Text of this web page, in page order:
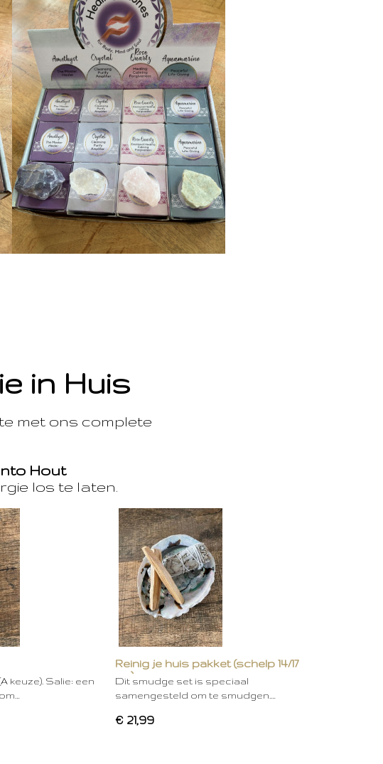
in Huis
met ons complete
Hout
los te laten.
keuze). Salie: een
Reinig je huis pakket (schelp 14/17
cm)
Dit smudge set is speciaal
samengesteld om te smudgen.…
€ 21,99